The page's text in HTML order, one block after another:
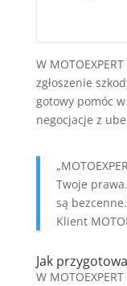
W
zgłoszenie
gotowy pomóc
negocjacje z
Twoje
są
Klient
Jak
W